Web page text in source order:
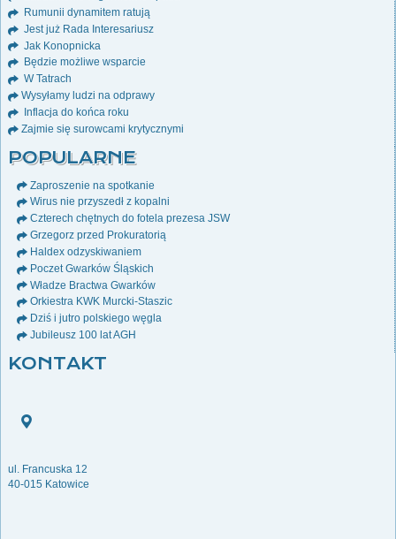
Rumunii dynamitem ratują
Jest już Rada Interesariusz
Jak Konopnicka
Będzie możliwe wsparcie
W Tatrach
Wysyłamy ludzi na odprawy
Inflacja do końca roku
Zajmie się surowcami krytycznymi
POPULARNE
Zaproszenie na spotkanie
Wirus nie przyszedł z kopalni
Czterech chętnych do fotela prezesa JSW
Grzegorz przed Prokuratorią
Haldex odzyskiwaniem
Poczet Gwarków Śląskich
Władze Bractwa Gwarków
Orkiestra KWK Murcki-Staszic
Dziś i jutro polskiego węgla
Jubileusz 100 lat AGH
KONTAKT
ul. Francuska 12
40-015 Katowice